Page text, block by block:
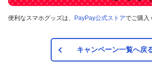
PayPayアプリ内で本キャンペーンの告知が表示され
便利なスマホグッズは、 PayPay公式ストアでご購入
キャンペーン一覧へ戻